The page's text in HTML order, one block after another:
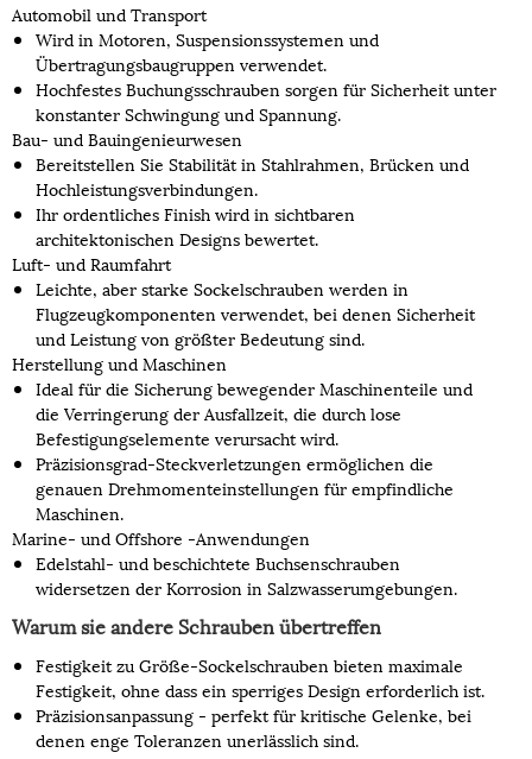
Automobil und Transport
Wird in Motoren, Suspensionssystemen und
Übertragungsbaugruppen verwendet.
Hochfestes Buchungsschrauben sorgen für Sicherheit unter
konstanter Schwingung und Spannung.
Bau- und Bauingenieurwesen
Bereitstellen Sie Stabilität in Stahlrahmen, Brücken und
Hochleistungsverbindungen.
Ihr ordentliches Finish wird in sichtbaren
architektonischen Designs bewertet.
Luft- und Raumfahrt
Leichte, aber starke Sockelschrauben werden in
Flugzeugkomponenten verwendet, bei denen Sicherheit
und Leistung von größter Bedeutung sind.
Herstellung und Maschinen
Ideal für die Sicherung bewegender Maschinenteile und
die Verringerung der Ausfallzeit, die durch lose
Befestigungselemente verursacht wird.
Präzisionsgrad-Steckverletzungen ermöglichen die
genauen Drehmomenteinstellungen für empfindliche
Maschinen.
Marine- und Offshore -Anwendungen
Edelstahl- und beschichtete Buchsenschrauben
widersetzen der Korrosion in Salzwasserumgebungen.
Warum sie andere Schrauben übertreffen
Festigkeit zu Größe-Sockelschrauben bieten maximale
Festigkeit, ohne dass ein sperriges Design erforderlich ist.
Präzisionsanpassung - perfekt für kritische Gelenke, bei
denen enge Toleranzen unerlässlich sind.